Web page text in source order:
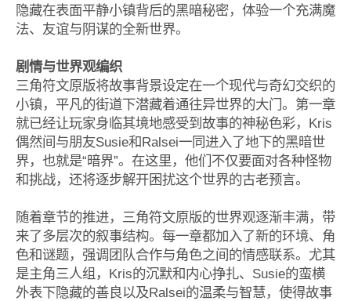
隐藏在表面平静小镇背后的黑暗秘密，体验一个充满魔
法、友谊与阴谋的全新世界。
剧情与世界观编织
三角符文原版将故事背景设定在一个现代与奇幻交织的
小镇，平凡的街道下潜藏着通往异世界的大门。第一章
就已经让玩家身临其境地感受到故事的神秘色彩，Kris
偶然间与朋友Susie和Ralsei一同进入了地下的黑暗世
界，也就是“暗界”。在这里，他们不仅要面对各种怪物
和挑战，还将逐步解开困扰这个世界的古老预言。
随着章节的推进，三角符文原版的世界观逐渐丰满，带
来了多层次的叙事结构。每一章都加入了新的环境、角
色和谜题，强调团队合作与角色之间的情感联系。尤其
是主角三人组，Kris的沉默和内心挣扎、Susie的蛮横
外表下隐藏的善良以及Ralsei的温柔与智慧，使得故事